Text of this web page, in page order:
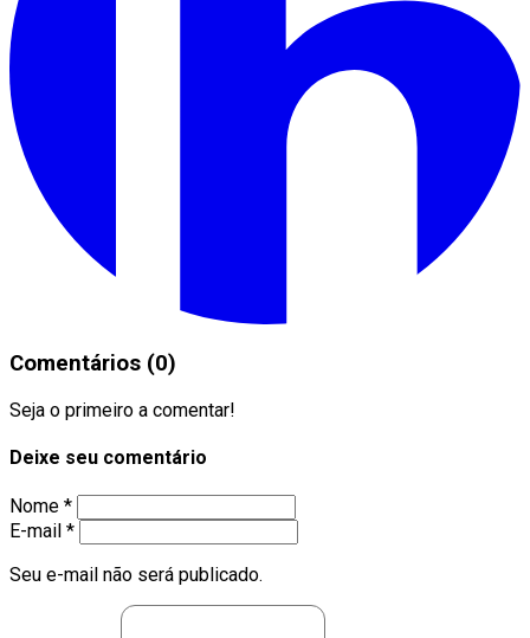
Comentários (0)
Seja o primeiro a comentar!
Deixe seu comentário
Nome *
E-mail *
Seu e-mail não será publicado.